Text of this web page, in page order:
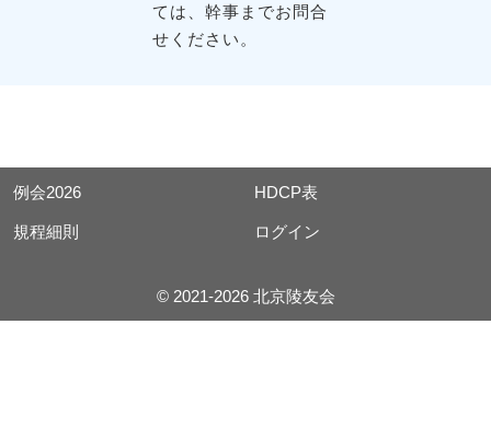
ては、幹事までお問合
せください。
例会2026 HDCP表
規程細則 ログイン
© 2021-2026 北京陵友会